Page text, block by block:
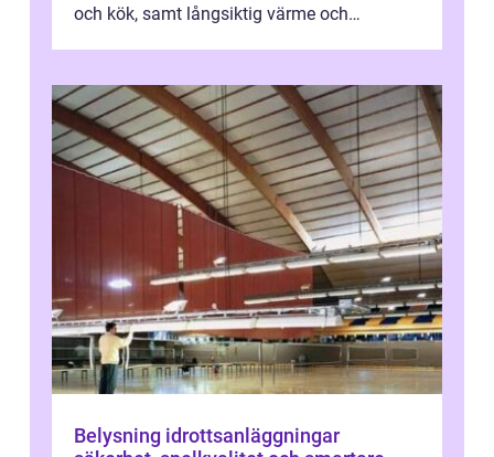
och kök, samt långsiktig värme och
Belysning idrottsanläggningar